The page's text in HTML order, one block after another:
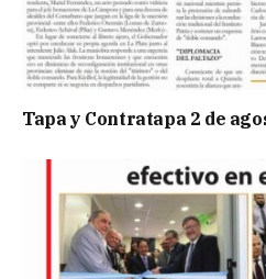
Tapa y Contratapa 2 de